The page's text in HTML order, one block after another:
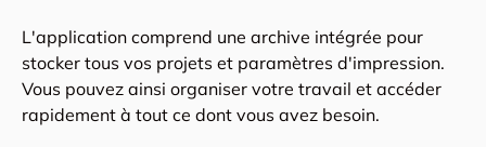
L'application comprend une archive intégrée pour
stocker tous vos projets et paramètres d'impression.
Vous pouvez ainsi organiser votre travail et accéder
rapidement à tout ce dont vous avez besoin.